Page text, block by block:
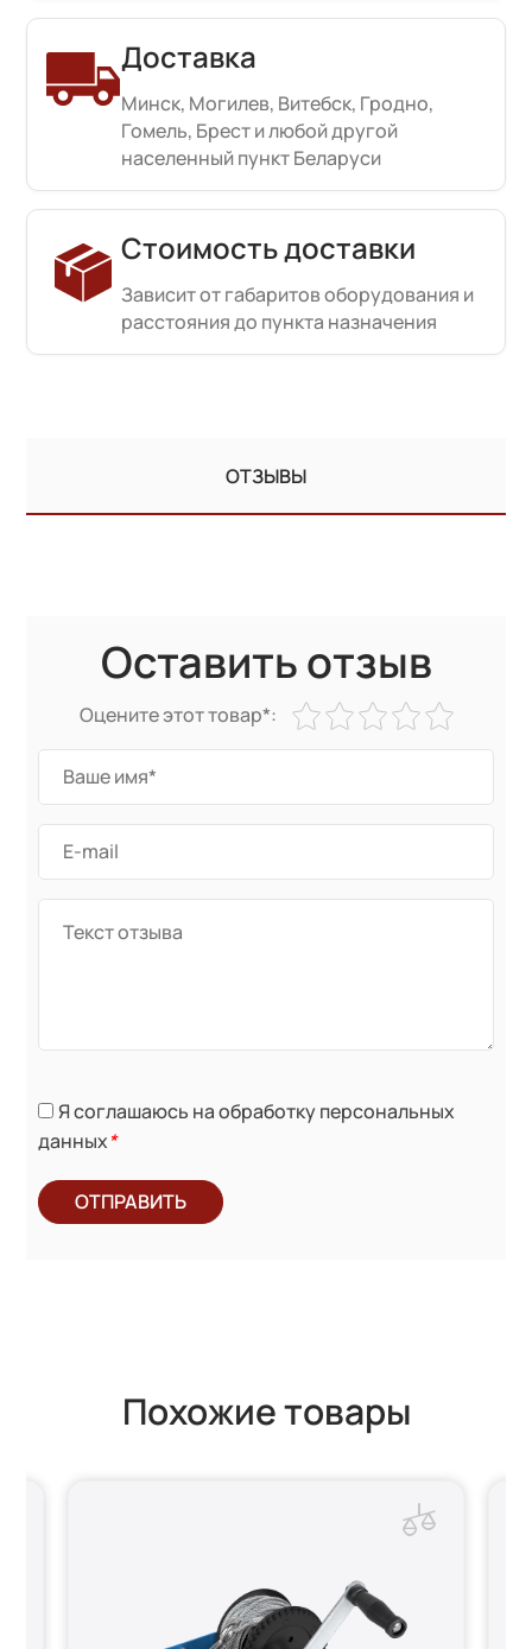
Доставка
Минск, Могилев, Витебск, Гродно,
Гомель, Брест и любой другой
населенный пункт Беларуси
Стоимость доставки
Зависит от габаритов оборудования и
расстояния до пункта назначения
ОТЗЫВЫ
Оставить отзыв
Оцените этот товар*:
Я соглашаюсь на обработку персональных
данных*
ОТПРАВИТЬ
Похожие товары